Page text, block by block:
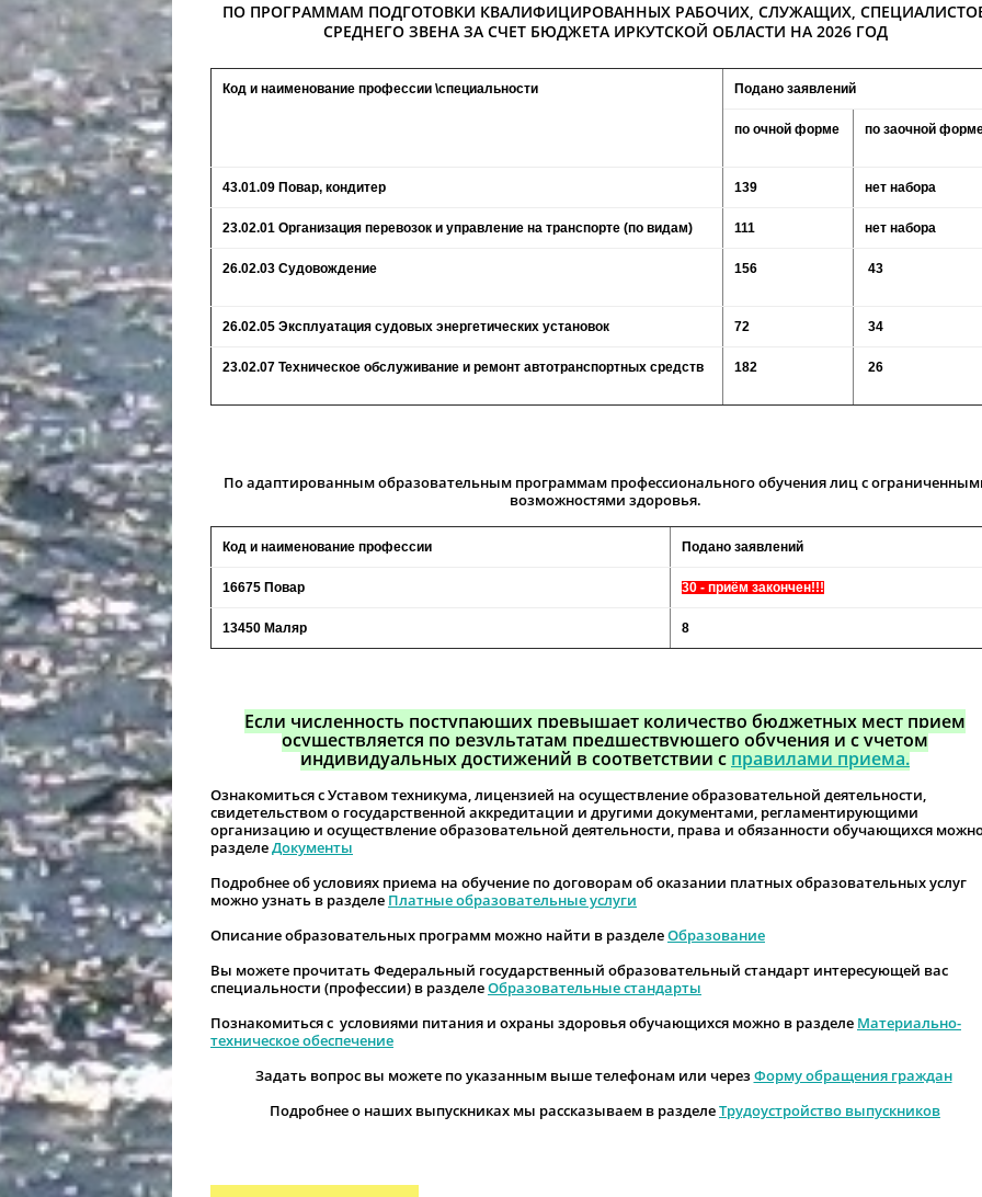
ПО ПРОГРАММАМ ПОДГОТОВКИ КВАЛИФИЦИРОВАННЫХ РАБОЧИХ, СЛУЖАЩИХ,
СРЕДНЕГО ЗВЕНА ЗА СЧЕТ БЮДЖЕТА ИРКУТСКОЙ ОБЛАСТИ НА 2026 ГОД
Код и наименование профессии \специальности Подано заявлений
по очной форме по заочной
43.01.09 Повар, кондитер 139 нет набора
23.02.01 Организация перевозок и управление на транспорте (по видам) 111 нет набора
26.02.03 Судовождение 156 43
26.02.05 Эксплуатация судовых энергетических установок 72 34
23.02.07 Техническое обслуживание и ремонт автотранспортных средств 182 26
По адаптированным образовательным программам профессионального обучения лиц с
возможностями здоровья.
Код и наименование профессии Подано заявлений
16675 Повар 30 - приём закончен!!!
13450 Маляр 8
Если численность поступающих превышает количество бюджетных мест прием
осуществляется по результатам предшествующего обучения и с учетом
индивидуальных достижений в соответствии с правилами приема.
Ознакомиться с Уставом техникума, лицензией на осуществление образовательной деятельности,
свидетельством о государственной аккредитации и другими документами, регламентирующими
организацию и осуществление образовательной деятельности, права и обязанности обучающихся
разделеДокументы
Подробнее об условиях приема на обучение по договорам об оказании платных образовательных услуг
можно узнать в разделе Платные образовательные услуги
Описание образовательных программ можно найти в разделеОбразование
Вы можете прочитать Федеральный государственный образовательный стандарт интересующей вас
специальности (профессии) в разделеОбразовательные стандарты
Познакомиться с условиями питания и охраны здоровья обучающихся можно в разделе Материально-
техническое обеспечение
Задать вопрос вы можете по указанным выше телефонам или через Форму обращения граждан
Подробнее о наших выпускниках мы рассказываем в разделеТрудоустройство выпускников